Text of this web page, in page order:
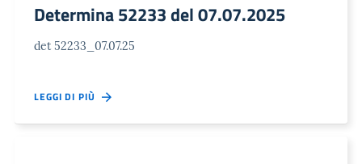
Determina 52233 del 07.07.2025
det 52233_07.07.25
LEGGI DI PIÙ